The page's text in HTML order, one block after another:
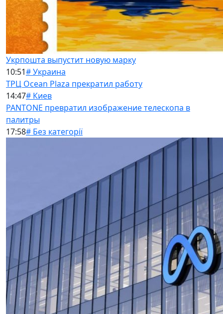
Укрпошта выпустит новую марку
10:51# Украина
ТРЦ Ocean Plaza прекратил работу
14:47# Киев
PANTONE превратил изображение телескопа в
палитры
17:58# Без категорії